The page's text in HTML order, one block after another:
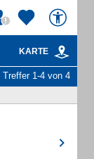
KARTE
Treffer 1-4 von 4